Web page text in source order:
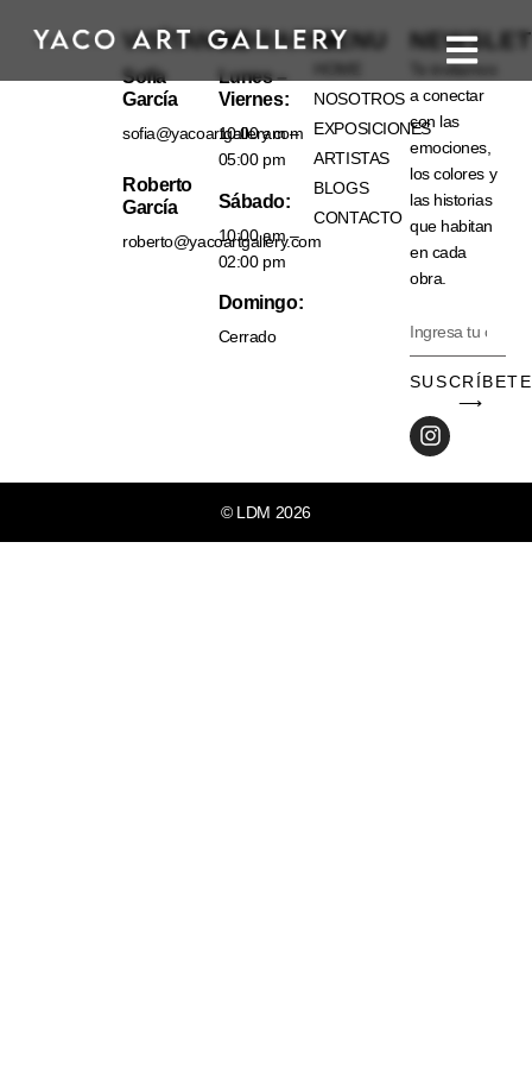
VISÍTANOS
Sofía
García
sofia@yacoartgallery.com
Roberto
García
roberto@yacoartgallery.com
HORARIO
Lunes –
Viernes:
10:00 am –
05:00 pm
Sábado:
10:00 am –
02:00 pm
Domingo:
Cerrado
MENU
NOSOTROS
EXPOSICIONES
ARTISTAS
BLOGS
CONTACTO
Te invitamos
a conectar
con las
emociones,
los colores y
las historias
que habitan
en cada
obra.
SUSCRÍBETE
⟶
© LDM 2026